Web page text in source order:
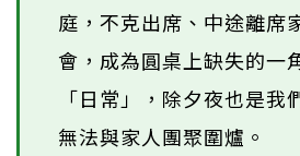
庭，不克出席、中途離席
會，成為圓桌上缺失的一
「日常」，除夕夜也是我
無法與家人團聚圍爐。